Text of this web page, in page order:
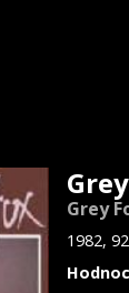
Grey
1982,